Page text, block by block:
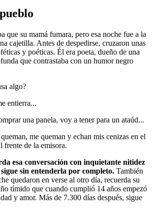
que su mamá fumara, pero esa noche fue a la
cajetilla. Antes de despedirse, cruzaron unas
y poéticas. Él era poeta, dueño de una
que contrastaba con un humor negro
algo?
entierra...
una panela, voy a tener para un ataúd...
me queman y echan mis cenizas en el
frente de la emisora.
esa conversación con inquietante nitidez
sigue sin entenderla por completo. También
quedaron en verse al otro día, recuerda su
tímido que cuando cumplió 14 años empezó
y amor. Más de 7.300 días después, sigue